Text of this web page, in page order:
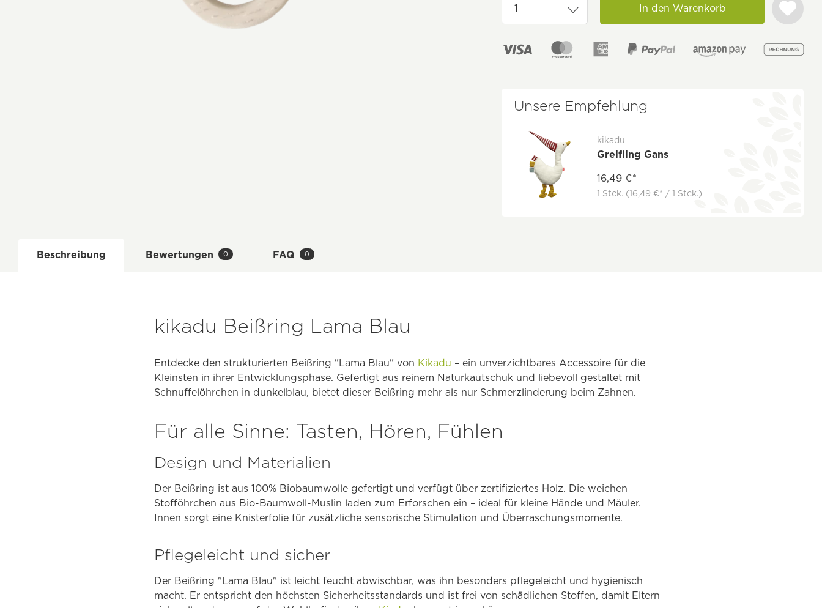
In den Warenkorb
Unsere Empfehlung
kikadu
Greifling Gans
16,49 €*
1 Stck. (16,49 €* / 1 Stck.)
Beschreibung Bewertungen 0 FAQ 0
kikadu Beißring Lama Blau
Entdecke den strukturierten Beißring "Lama Blau" von Kikadu – ein unverzichtbares Accessoire für die
Kleinsten in ihrer Entwicklungsphase. Gefertigt aus reinem Naturkautschuk und liebevoll gestaltet mit
Schnuffelöhrchen in dunkelblau, bietet dieser Beißring mehr als nur Schmerzlinderung beim Zahnen.
Für alle Sinne: Tasten, Hören, Fühlen
Design und Materialien
Der Beißring ist aus 100% Biobaumwolle gefertigt und verfügt über zertifiziertes Holz. Die weichen
Stofföhrchen aus Bio-Baumwoll-Muslin laden zum Erforschen ein – ideal für kleine Hände und Mäuler.
Innen sorgt eine Knisterfolie für zusätzliche sensorische Stimulation und Überraschungsmomente.
Pflegeleicht und sicher
Der Beißring "Lama Blau" ist leicht feucht abwischbar, was ihn besonders pflegeleicht und hygienisch
macht. Er entspricht den höchsten Sicherheitsstandards und ist frei von schädlichen Stoffen, damit Eltern